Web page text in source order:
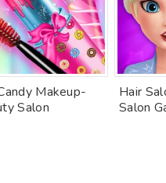
Makeup-
Salon
Hair
Salon